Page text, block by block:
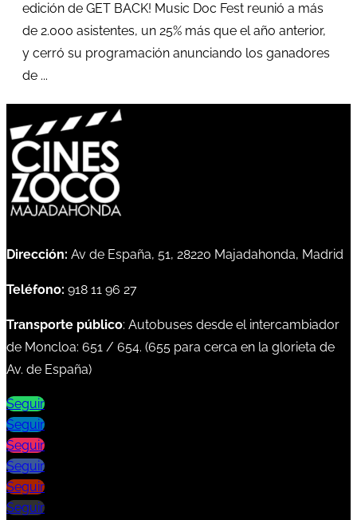
edición de GET BACK! Music Doc Fest reunió a más
de 2.000 asistentes, un 25% más que el año anterior,
y cerró su programación anunciando los ganadores
de ...
Dirección: Av de España, 51, 28220 Majadahonda, Madrid
Teléfono: 918 11 96 27
Transporte público: Autobuses desde el intercambiador
de Moncloa: 651 / 654. (655 para cerca en la glorieta de
Av. de España)
Seguir
Seguir
Seguir
Seguir
Seguir
Seguir